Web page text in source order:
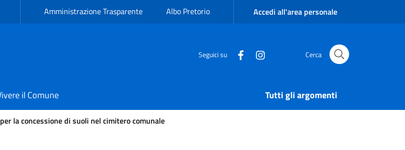
Amministrazione Trasparente Albo Pretorio Accedi all'area personale
Seguici su Cerca
il Comune Tutti gli argomenti
la concessione di suoli nel cimitero comunale